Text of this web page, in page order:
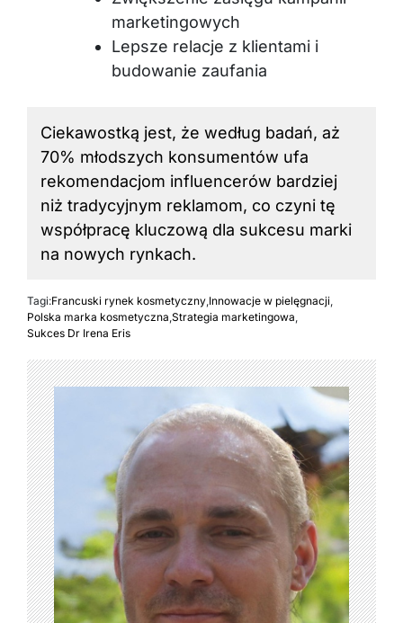
marketingowych
Lepsze relacje z klientami i
budowanie zaufania
Ciekawostką jest, że według badań, aż
70% młodszych konsumentów ufa
rekomendacjom influencerów bardziej
niż tradycyjnym reklamom, co czyni tę
współpracę kluczową dla sukcesu marki
na nowych rynkach.
Tagi:Francuski rynek kosmetyczny Innowacje w pielęgnacji
Polska marka kosmetyczna Strategia marketingowa
Sukces Dr Irena Eris